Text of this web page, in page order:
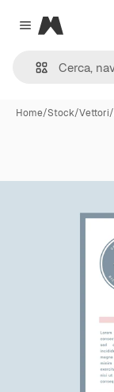
Close menu
Magnific
Home/Stock/Vettori/